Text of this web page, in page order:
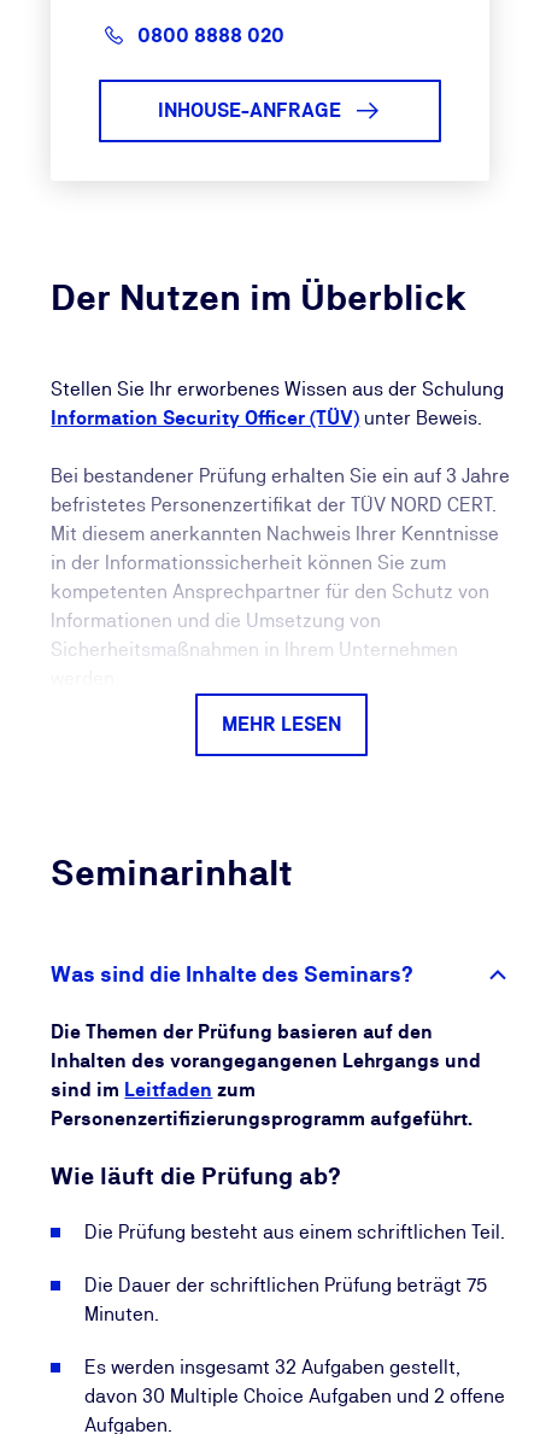
Der Nutzen im Überblick
Stellen Sie Ihr erworbenes Wissen aus der Schulung
Information Security Officer (TÜV) unter Beweis.
Bei bestandener Prüfung erhalten Sie ein auf 3 Jahre
befristetes Personenzertifikat der TÜV NORD CERT.
Mit diesem anerkannten Nachweis Ihrer Kenntnisse
in der Informationssicherheit können Sie zum
kompetenten Ansprechpartner für den Schutz von
Informationen und die Umsetzung von
Sicherheitsmaßnahmen in Ihrem Unternehmen
Gerade im Bewerbungsprozess oder im Austausch
Prüfung.
und informiert Sie regelmäßig über Möglichkeiten,
sicher, dass Ihr Wissen dauerhaft relevant bleibt und
Sie Ihre beruflichen Chancen kontinuierlich
ausbauen.
MEHR LESEN
Seminarinhalt
Was sind die Inhalte des Seminars?
Die Themen der Prüfung basieren auf den
Inhalten des vorangegangenen Lehrgangs und
sind im Leitfaden zum
Personenzertifizierungsprogramm aufgeführt.
Wie läuft die Prüfung ab?
Die Prüfung besteht aus einem schriftlichen Teil.
Die Dauer der schriftlichen Prüfung beträgt 75
Minuten.
Es werden insgesamt 32 Aufgaben gestellt,
davon 30 Multiple Choice Aufgaben und 2 offene
Aufgaben.
0800 8888 020
INHOUSE-ANFRAGE